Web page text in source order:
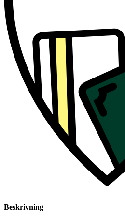
Beskrivning